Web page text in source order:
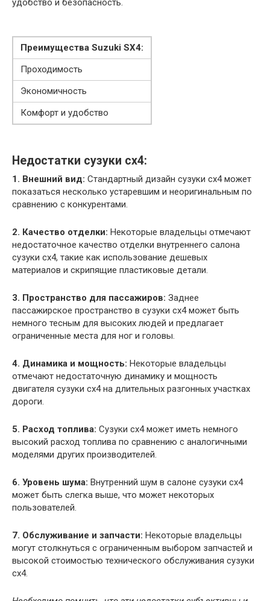
удобство и безопасность.
Преимущества Suzuki SX4:
Проходимость
Экономичность
Комфорт и удобство
Недостатки сузуки сх4:
1. Внешний вид: Стандартный дизайн сузуки сх4 может
показаться несколько устаревшим и неоригинальным по
сравнению с конкурентами.
2. Качество отделки: Некоторые владельцы отмечают
недостаточное качество отделки внутреннего салона
сузуки сх4, такие как использование дешевых
материалов и скрипящие пластиковые детали.
3. Пространство для пассажиров: Заднее
пассажирское пространство в сузуки сх4 может быть
немного тесным для высоких людей и предлагает
ограниченные места для ног и головы.
4. Динамика и мощность: Некоторые владельцы
отмечают недостаточную динамику и мощность
двигателя сузуки сх4 на длительных разгонных участках
дороги.
5. Расход топлива: Сузуки сх4 может иметь немного
высокий расход топлива по сравнению с аналогичными
моделями других производителей.
6. Уровень шума: Внутренний шум в салоне сузуки сх4
может быть слегка выше, что может некоторых
пользователей.
7. Обслуживание и запчасти: Некоторые владельцы
могут столкнуться с ограниченным выбором запчастей и
высокой стоимостью технического обслуживания сузуки
сх4.